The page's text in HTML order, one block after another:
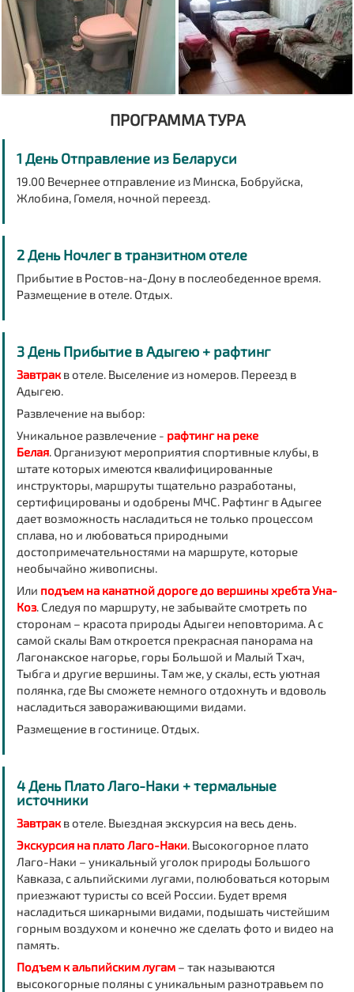
ПРОГРАММА ТУРА
1 День Отправление из Беларуси
19.00 Вечернее отправление из Минска, Бобруйска,
Жлобина, Гомеля, ночной переезд.
2 День Ночлег в транзитном отеле
Прибытие в Ростов-на-Дону в послеобеденное время.
Размещение в отеле. Отдых.
3 День Прибытие в Адыгею + рафтинг
Завтракв отеле. Выселение из номеров. Переезд в
Адыгею.
Развлечение на выбор:
Уникальное развлечение - рафтинг на реке
Белая.Организуют мероприятия спортивные клубы, в
штате которых имеются квалифицированные
инструкторы, маршруты тщательно разработаны,
сертифицированы и одобрены МЧС. Рафтинг в Адыгее
дает возможность насладиться не только процессом
сплава, но и любоваться природными
достопримечательностями на маршруте, которые
необычайно живописны.
Или подъем на канатной дороге до вершины хребта Уна-
Коз. Следуя по маршруту, не забывайте смотреть по
сторонам – красота природы Адыгеи неповторима. А с
самой скалы Вам откроется прекрасная панорама на
Лагонакское нагорье, горы Большой и Малый Тхач,
Тыбга и другие вершины. Там же, у скалы, есть уютная
полянка, где Вы сможете немного отдохнуть и вдоволь
насладиться завораживающими видами.
Размещение в гостинице. Отдых.
4 День Плато Лаго-Наки + термальные
источники
Завтракв отеле. Выездная экскурсия на весь день.
Экскурсия на плато Лаго-Наки. Высокогорное плато
Лаго-Наки – уникальный уголок природы Большого
Кавказа, с альпийскими лугами, полюбоваться которым
приезжают туристы со всей России. Будет время
насладиться шикарными видами, подышать чистейшим
горным воздухом и конечно же сделать фото и видео на
память.
Подъем к альпийским лугам – так называются
высокогорные поляны с уникальным разнотравьем по